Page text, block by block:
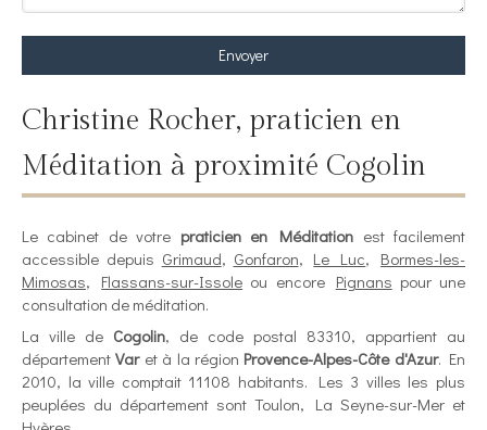
Envoyer
Christine Rocher, praticien en
Méditation à proximité Cogolin
Le cabinet de votre praticien en Méditation est facilement
accessible depuis Grimaud, Gonfaron, Le Luc, Bormes-les-
Mimosas, Flassans-sur-Issole ou encore Pignans pour une
consultation de méditation.
La ville de Cogolin, de code postal 83310, appartient au
départementVaret à la région Provence-Alpes-Côte d'Azur. En
2010, la ville comptait 11108 habitants. Les 3 villes les plus
peuplées du département sont Toulon, La Seyne-sur-Mer et